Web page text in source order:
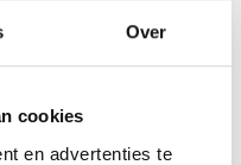
Over
cookies
en advertenties te